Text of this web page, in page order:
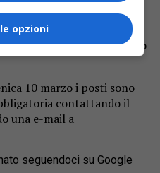
pacchetto speciale
comprende un turno di
alle sale di Palazzo
10 marzo i posti sono
contattando il
una e-mail a
seguendoci su Google
opzioni